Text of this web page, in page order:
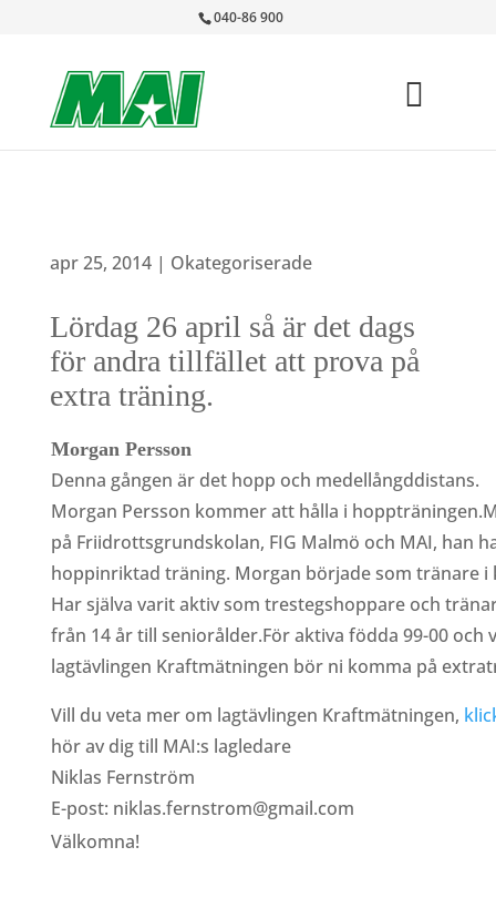
040-86 900
apr 25, 2014| Okategoriserade
Lördag 26 april så är det dags
för andra tillfället att prova på
extra träning.
Morgan Persson
Denna gången är det hopp och medellångddistans.
Morgan Persson kommer att hålla i
på Friidrottsgrundskolan, FIG Malmö och MAI, han
hoppinriktad träning. Morgan började som tränare i
Har själva varit aktiv som trestegshoppare och
från 14 år till seniorålder.För aktiva födda 99-00 och
lagtävlingen Kraftmätningen bör ni komma på
Vill du veta mer om lagtävlingen Kraftmätningen,
hör av dig till MAI:s lagledare
Niklas Fernström
E-post: niklas.fernstrom@gmail.com
Välkomna!